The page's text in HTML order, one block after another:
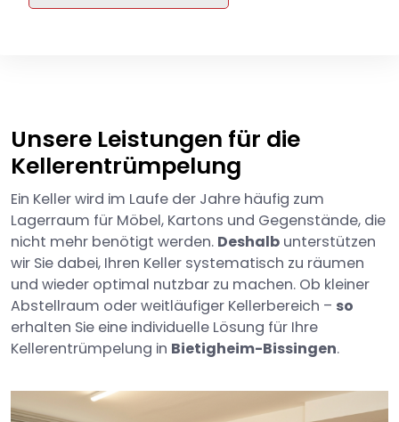
Unsere Leistungen für die
Kellerentrümpelung
Ein Keller wird im Laufe der Jahre häufig zum
Lagerraum für Möbel, Kartons und Gegenstände, die
nicht mehr benötigt werden. Deshalb unterstützen
wir Sie dabei, Ihren Keller systematisch zu räumen
und wieder optimal nutzbar zu machen. Ob kleiner
Abstellraum oder weitläufiger Kellerbereich – so
erhalten Sie eine individuelle Lösung für Ihre
Kellerentrümpelung in Bietigheim-Bissingen.